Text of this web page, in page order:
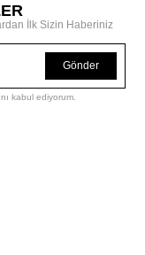
İlk Sizin Haberiniz
Gönder
kabul ediyorum.